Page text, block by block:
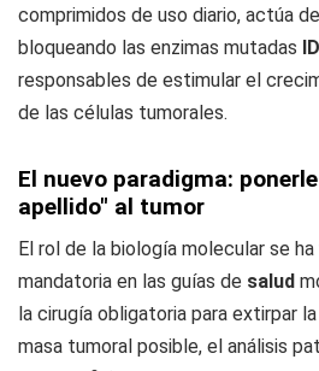
comprimidos de uso diario, actúa
bloqueando las enzimas mutadas
responsables de estimular el
de las células tumorales.
El nuevo paradigma:
apellido" al tumor
El rol de la biología molecular se
mandatoria en las guías de salud
la cirugía obligatoria para extirpar
masa tumoral posible, el análisis